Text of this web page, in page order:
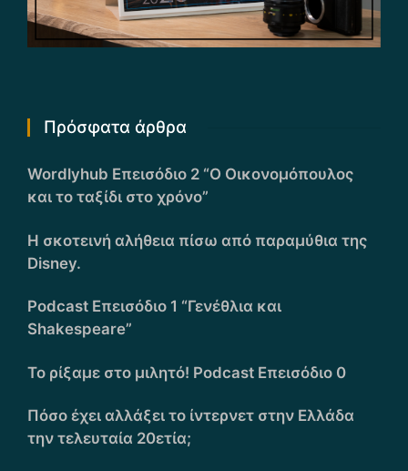
Πρόσφατα άρθρα
Wordlyhub Επεισόδιο 2 “Ο Οικονομόπουλος
και το ταξίδι στο χρόνο”
Η σκοτεινή αλήθεια πίσω από παραμύθια της
Disney.
Podcast Επεισόδιο 1 “Γενέθλια και
Shakespeare”
Το ρίξαμε στο μιλητό! Podcast Επεισόδιο 0
Πόσο έχει αλλάξει το ίντερνετ στην Ελλάδα
την τελευταία 20ετία;